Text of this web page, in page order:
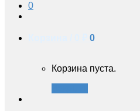
0
0
Корзина пуста.